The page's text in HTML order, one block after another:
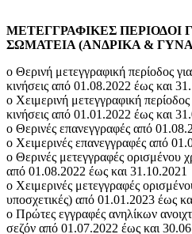
ΜΕΤΕΓΓΡΑΦΙΚΕΣ ΠΕΡΙΟΔΟΙ
ΣΩΜΑΤΕΙΑ (ΑΝΔΡΙΚΑ &
o Θερινή μετεγγραφική περίοδος
κινήσεις από 01.08.2022 έως και
o Χειμερινή μετεγγραφική περίοδος
κινήσεις από 01.01.2022 έως και
o Θερινές επανεγγραφές από
o Χειμερινές επανεγγραφές από
o Θερινές μετεγγραφές ορισμένου
από 01.08.2022 έως και 31.10.2021
o Χειμερινές μετεγγραφές
υποσχετικές) από 01.01.2023 έως
o Πρώτες εγγραφές ανηλίκων
σεζόν από 01.07.2022 έως και